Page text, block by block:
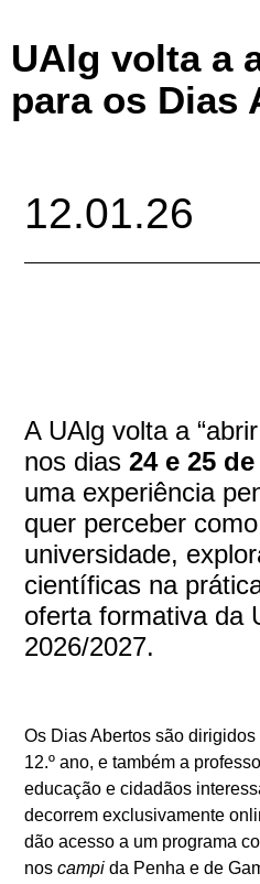
UAlg volta a
para os Dias
12.01.26
A UAlg volta a
nos dias24 e 25
uma experiência
quer perceber
universidade,
científicas na
oferta formativa da
2026/2027.
Os Dias Abertos são
12.º ano, e também a
educação e cidadãos
decorrem exclusivamente
dão acesso a um programa
noscampi da Penha e de